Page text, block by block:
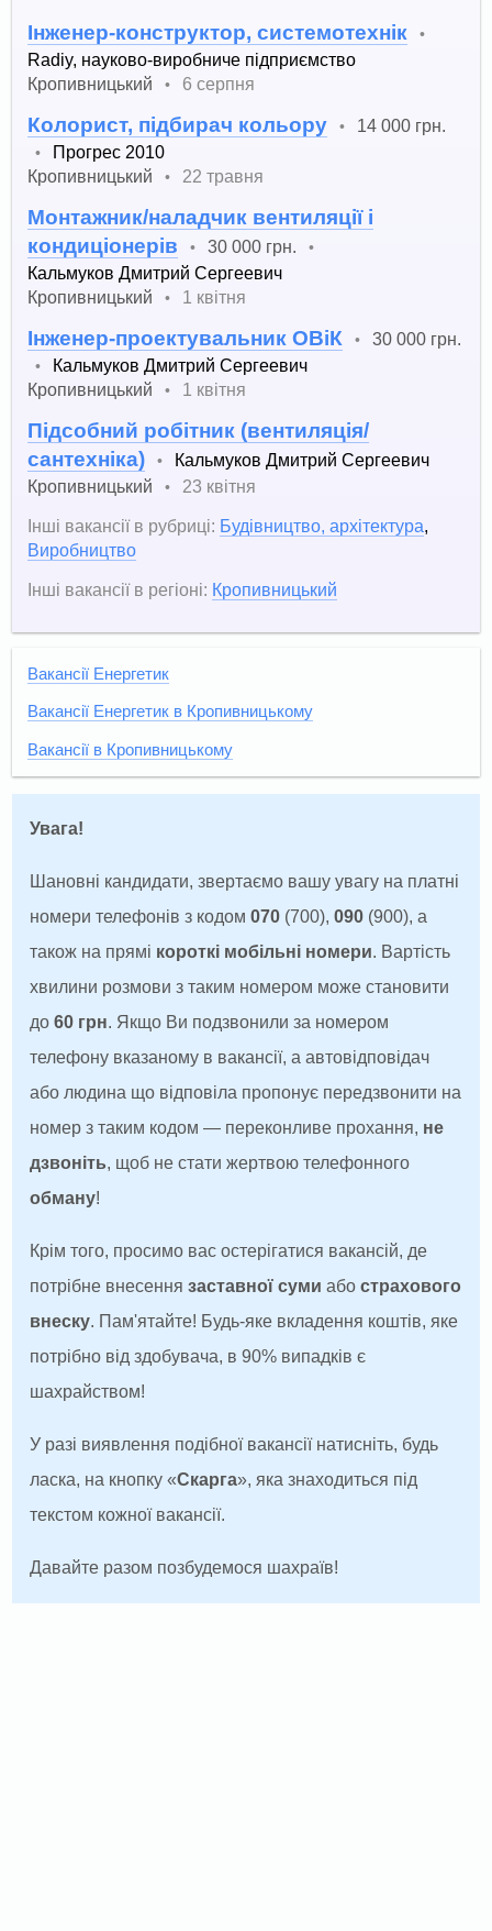
Інженер-конструктор, системотехнік •
Radiy, науково-виробниче підприємство
Кропивницький
• 6 серпня
Колорист, підбирач кольору • 14 000 грн.
•
Прогрес 2010
Кропивницький
• 22 травня
Монтажник/наладчик вентиляції і
кондиціонерів
• 30 000 грн. •
Кальмуков Дмитрий Сергеевич
Кропивницький
• 1 квітня
Інженер-проектувальник ОВіК • 30 000 грн.
•
Кальмуков Дмитрий Сергеевич
Кропивницький
• 1 квітня
Підсобний робітник (вентиляція/
сантехніка)
•
Кальмуков Дмитрий Сергеевич
Кропивницький
•
23 квітня
Інші вакансії в рубриці: Будівництво, архітектура
Виробництво
Інші вакансії в регіоні: Кропивницький
Вакансії Енергетик
Вакансії Енергетик в Кропивницькому
Вакансії в Кропивницькому
Увага!
Шановні кандидати, звертаємо вашу увагу на платні
номери телефонів з кодом070 (700),090 (900), а
також на прямі короткі мобільні номери. Вартість
хвилини розмови з таким номером може становити
до60 грн. Якщо Ви подзвонили за номером
телефону вказаному в вакансії, а автовідповідач
або людина що відповіла пропонує передзвонити на
номер з таким кодом — переконливе прохання, не
дзвоніть, щоб не стати жертвою телефонного
обману!
Крім того, просимо вас остерігатися вакансій, де
потрібне внесеннязаставної суми абострахового
внеску. Пам'ятайте! Будь-яке вкладення коштів, яке
потрібно від здобувача, в 90% випадків є
шахрайством!
У разі виявлення подібної вакансії натисніть, будь
ласка, на кнопку «Скарга», яка знаходиться під
текстом кожної вакансії.
Давайте разом позбудемося шахраїв!